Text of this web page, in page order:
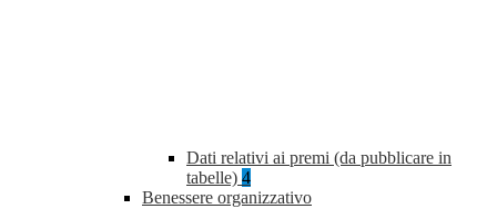
Dati relativi ai premi (da pubblicare in
tabelle) 4
Benessere organizzativo